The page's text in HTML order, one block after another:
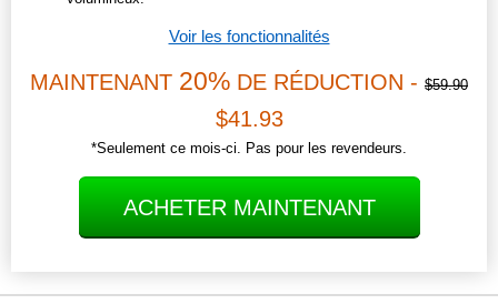
Voir les fonctionnalités
MAINTENANT 20% DE RÉDUCTION - $59.90
$41.93
*Seulement ce mois-ci. Pas pour les revendeurs.
ACHETER MAINTENANT